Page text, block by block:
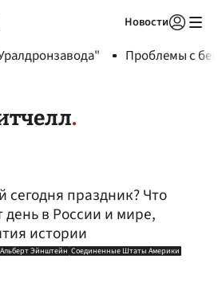
Новости
Проблемы с
праздник? Что
день в России и мире,
истории
Альберт Эйнштейн Соединенные Штаты Америки